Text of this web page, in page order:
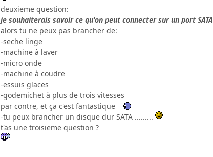
deuxieme question:
je souhaiterais savoir ce qu'on peut connecter sur un port SATA
alors tu ne peux pas brancher de:
-seche linge
-machine à laver
-micro onde
-machine à coudre
-essuis glaces
-godemichet à plus de trois vitesses
par contre, et ça c'est fantastique
-tu peux brancher un disque dur SATA .........
t'as une troisieme question ?